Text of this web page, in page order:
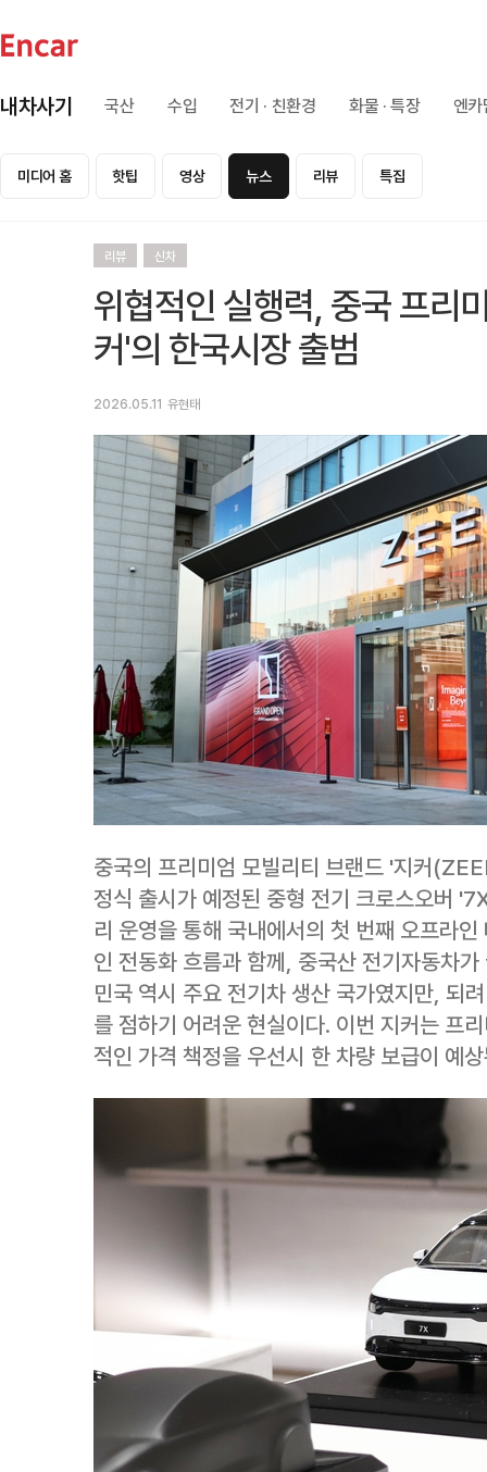
내차사기 국산 수입 전기 · 친환경 화물 · 특장 엔
미디어 홈 핫팁 영상 뉴스 리뷰 특집
리뷰 신차
위협적인 실행력, 중국 프리
커'의 한국시장 출범
2026.05.11 유현태
중국의 프리미엄 모빌리티 브랜드 '지커
정식 출시가 예정된 중형 전기 크로스오버
리 운영을 통해 국내에서의 첫 번째 오프라
인 전동화 흐름과 함께, 중국산 전기자동차
민국 역시 주요 전기차 생산 국가였지만, 되
를 점하기 어려운 현실이다. 이번 지커는 프
적인 가격 책정을 우선시 한 차량 보급이 예